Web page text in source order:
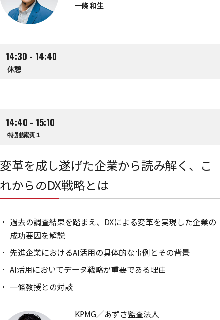
一條 和生
14:30 - 14:40
休憩
14:40 - 15:10
特別講演１
変革を成し遂げた企業から読み解く、こ
れからのDX戦略とは
過去の調査結果を踏まえ、DXによる変革を実現した企業の
成功要因を解説
先進企業におけるAI活用の具体的な事例とその背景
AI活用においてデータ戦略が重要である理由
一條教授との対談
KPMG／あずさ監査法人